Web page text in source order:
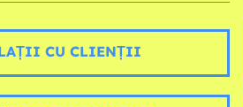
CU CLIENȚII